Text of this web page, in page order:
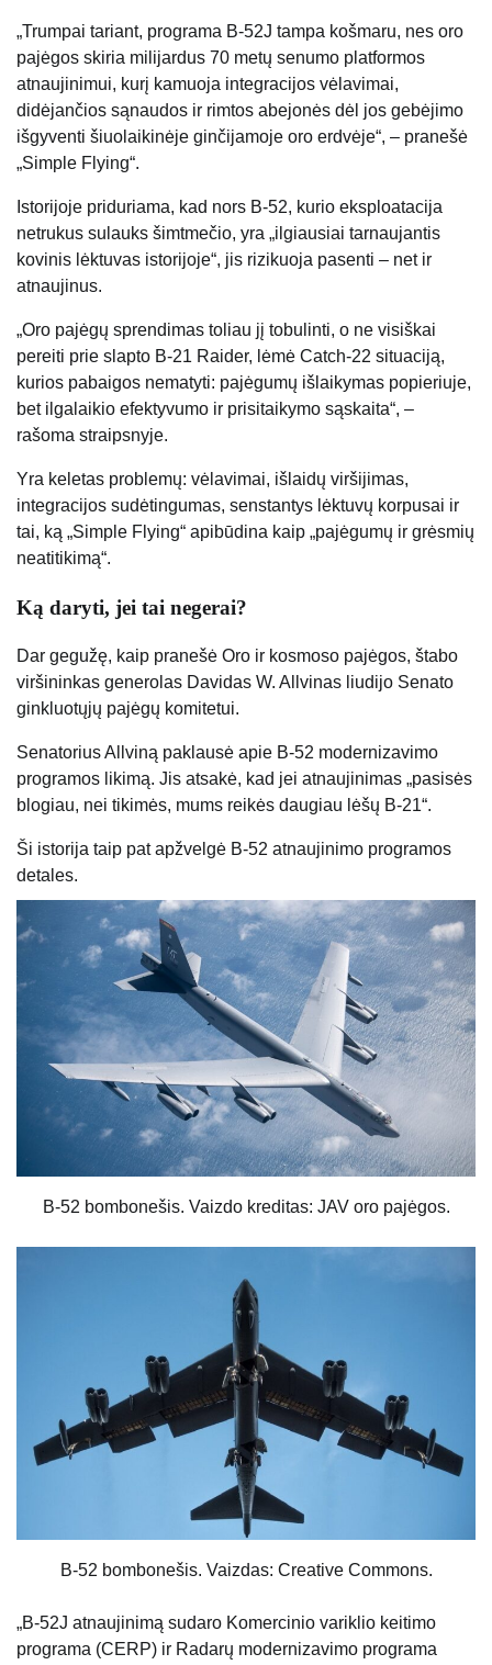
„Trumpai tariant, programa B-52J tampa košmaru, nes oro
pajėgos skiria milijardus 70 metų senumo platformos
atnaujinimui, kurį kamuoja integracijos vėlavimai,
didėjančios sąnaudos ir rimtos abejonės dėl jos gebėjimo
išgyventi šiuolaikinėje ginčijamoje oro erdvėje“, – pranešė
„Simple Flying“.
Istorijoje priduriama, kad nors B-52, kurio eksploatacija
netrukus sulauks šimtmečio, yra „ilgiausiai tarnaujantis
kovinis lėktuvas istorijoje“, jis rizikuoja pasenti – net ir
atnaujinus.
„Oro pajėgų sprendimas toliau jį tobulinti, o ne visiškai
pereiti prie slapto B-21 Raider, lėmė Catch-22 situaciją,
kurios pabaigos nematyti: pajėgumų išlaikymas popieriuje,
bet ilgalaikio efektyvumo ir prisitaikymo sąskaita“, –
rašoma straipsnyje.
Yra keletas problemų: vėlavimai, išlaidų viršijimas,
integracijos sudėtingumas, senstantys lėktuvų korpusai ir
tai, ką „Simple Flying“ apibūdina kaip „pajėgumų ir grėsmių
neatitikimą“.
Ką daryti, jei tai negerai?
Dar gegužę, kaip pranešė Oro ir kosmoso pajėgos, štabo
viršininkas generolas Davidas W. Allvinas liudijo Senato
ginkluotųjų pajėgų komitetui.
Senatorius Allviną paklausė apie B-52 modernizavimo
programos likimą. Jis atsakė, kad jei atnaujinimas „pasisės
blogiau, nei tikimės, mums reikės daugiau lėšų B-21“.
Ši istorija taip pat apžvelgė B-52 atnaujinimo programos
detales.
B-52 bombonešis. Vaizdo kreditas: JAV oro pajėgos.
B-52 bombonešis. Vaizdas: Creative Commons.
„B-52J atnaujinimą sudaro Komercinio variklio keitimo
programa (CERP) ir Radarų modernizavimo programa